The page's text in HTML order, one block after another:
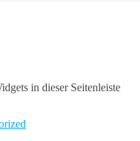
in dieser Seitenleiste